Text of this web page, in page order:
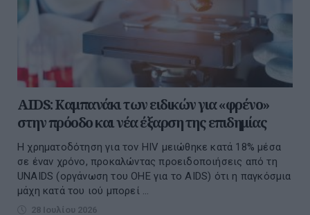
AIDS: Καμπανάκι των ειδικών για «φρένο»
στην πρόοδο και νέα έξαρση της επιδημίας
Η χρηματοδότηση για τον HIV μειώθηκε κατά 18% μέσα
σε έναν χρόνο, προκαλώντας προειδοποιήσεις από τη
UNAIDS (οργάνωση του ΟΗΕ για το AIDS) ότι η παγκόσμια
μάχη κατά του ιού μπορεί ...
28 Ιουλίου 2026